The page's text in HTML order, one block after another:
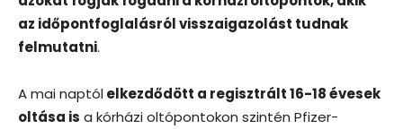
az időpontfoglalásról visszaigazolást tudnak
felmutatni.
A mai naptólelkezdődött a regisztrált 16-18 évesek
oltása is a kórházi oltópontokon szintén Pfizer-